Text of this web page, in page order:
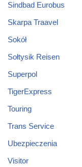
Sindbad Eurobus
Skarpa Traavel
Sokół
Sołtysik Reisen
Superpol
TigerExpress
Touring
Trans Service
Ubezpieczenia
Visitor